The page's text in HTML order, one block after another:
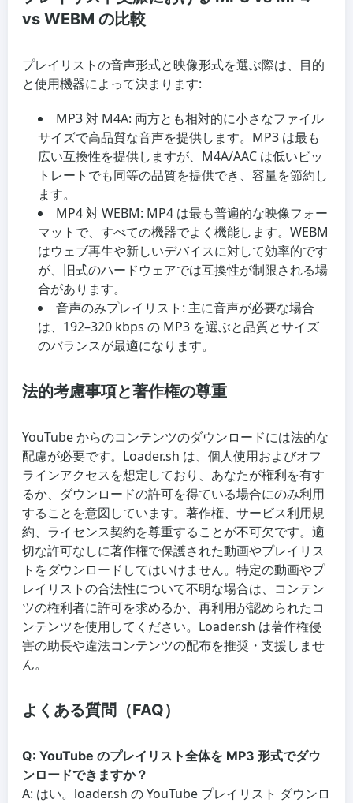
vs WEBM の比較
プレイリストの音声形式と映像形式を選ぶ際は、目的
と使用機器によって決まります:
MP3 対 M4A: 両方とも相対的に小さなファイル
サイズで高品質な音声を提供します。MP3 は最も
広い互換性を提供しますが、M4A/AAC は低いビッ
トレートでも同等の品質を提供でき、容量を節約し
ます。
MP4 対 WEBM: MP4 は最も普遍的な映像フォー
マットで、すべての機器でよく機能します。WEBM
はウェブ再生や新しいデバイスに対して効率的です
が、旧式のハードウェアでは互換性が制限される場
合があります。
音声のみプレイリスト: 主に音声が必要な場合
は、192–320 kbps の MP3 を選ぶと品質とサイズ
のバランスが最適になります。
法的考慮事項と著作権の尊重
YouTube からのコンテンツのダウンロードには法的な
配慮が必要です。Loader.sh は、個人使用およびオフ
ラインアクセスを想定しており、あなたが権利を有す
るか、ダウンロードの許可を得ている場合にのみ利用
することを意図しています。著作権、サービス利用規
約、ライセンス契約を尊重することが不可欠です。適
切な許可なしに著作権で保護された動画やプレイリス
トをダウンロードしてはいけません。特定の動画やプ
レイリストの合法性について不明な場合は、コンテン
ツの権利者に許可を求めるか、再利用が認められたコ
ンテンツを使用してください。Loader.sh は著作権侵
害の助長や違法コンテンツの配布を推奨・支援しませ
ん。
よくある質問（FAQ）
Q: YouTube のプレイリスト全体を MP3 形式でダウ
ンロードできますか？
A: はい。loader.sh の YouTube プレイリスト ダウンロ